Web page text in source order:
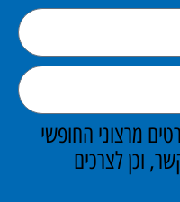
מרצוני החופשי
וכן לצרכים